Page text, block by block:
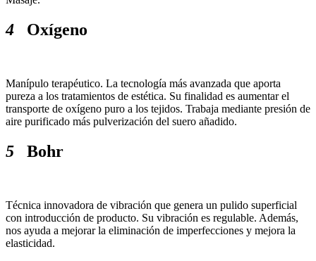
4 Oxígeno
Manípulo terapéutico. La tecnología más avanzada que aporta
pureza a los tratamientos de estética. Su finalidad es aumentar el
transporte de oxígeno puro a los tejidos. Trabaja mediante presión de
aire purificado más pulverización del suero añadido.
5 Bohr
Técnica innovadora de vibración que genera un pulido superficial
con introducción de producto. Su vibración es regulable. Además,
nos ayuda a mejorar la eliminación de imperfecciones y mejora la
elasticidad.